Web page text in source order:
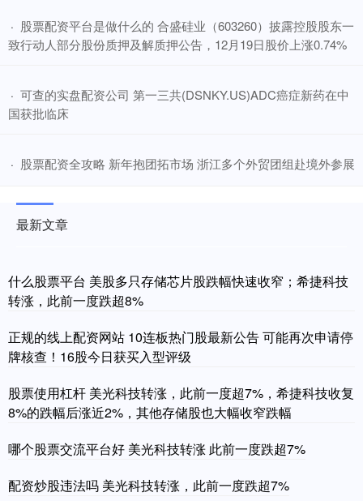
· ​股票配资平台是做什么的 合盛硅业（603260）披露控股股东一
致行动人部分股份质押及解质押公告，12月19日股价上涨0.74%
· ​可查的实盘配资公司 第一三共(DSNKY.US)ADC癌症新药在中
国获批临床
· ​股票配资全攻略 新年抱团拓市场 浙江多个外贸团组赴境外参展
最新文章
什么股票平台 美股多只存储芯片股跌幅快速收窄；希捷科技
转涨，此前一度跌超8%
正规的线上配资网站 10连板热门股最新公告 可能再次申请停
牌核查！16股今日获买入型评级
股票使用杠杆 美光科技转涨，此前一度超7%，希捷科技收复
8%的跌幅后涨近2%，其他存储股也大幅收窄跌幅
哪个股票交流平台好 美光科技转涨 此前一度跌超7%
配资炒股违法吗 美光科技转涨，此前一度跌超7%